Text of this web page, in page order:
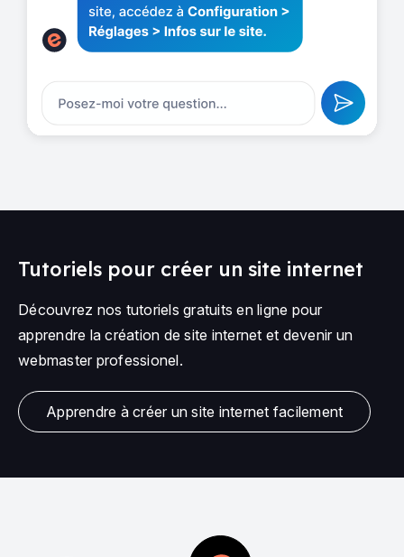
Tutoriels pour créer un site internet
Découvrez nos tutoriels gratuits en ligne pour
apprendre la création de site internet et devenir un
webmaster professionel.
Apprendre à créer un site internet facilement